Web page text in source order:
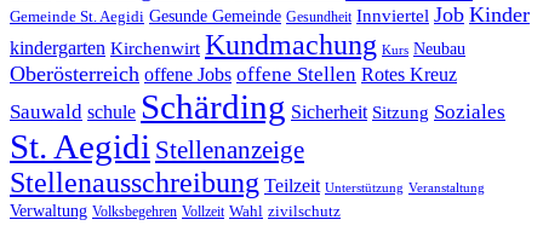
Gemeinde St. Aegidi Gesunde Gemeinde Gesundheit Innviertel Job Kinder
kindergarten Kirchenwirt Kundmachung Kurs Neubau
Oberösterreich offene Jobs offene Stellen Rotes Kreuz
Sauwald schule Schärding Sicherheit Sitzung Soziales
St. Aegidi Stellenanzeige
Stellenausschreibung Teilzeit Unterstützung Veranstaltung
Verwaltung Volksbegehren Vollzeit Wahl zivilschutz